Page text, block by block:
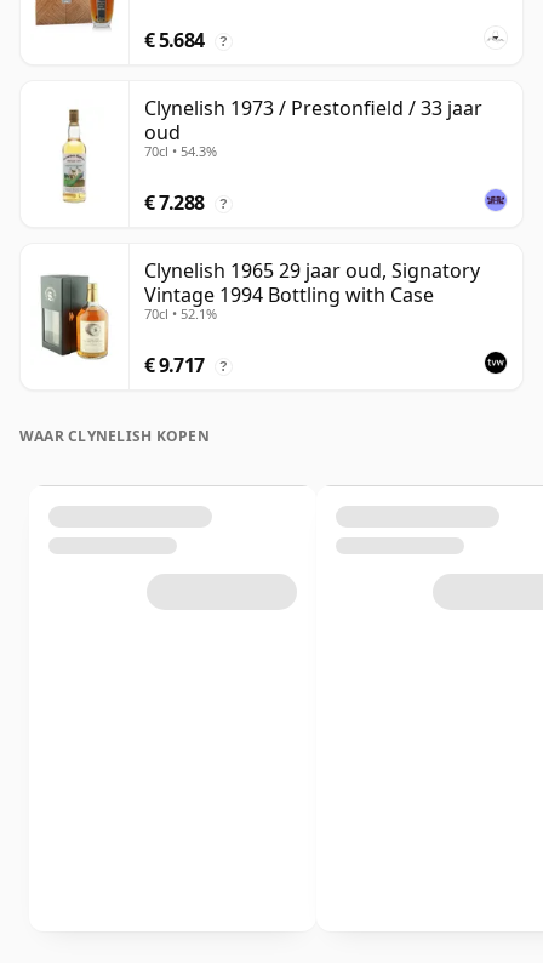
€ 5.684 ?
Clynelish 1973 / Prestonfield / 33 jaar
oud
70cl • 54.3%
€ 7.288 ?
Clynelish 1965 29 jaar oud, Signatory
Vintage 1994 Bottling with Case
70cl • 52.1%
€ 9.717 ?
WAAR CLYNELISH KOPEN